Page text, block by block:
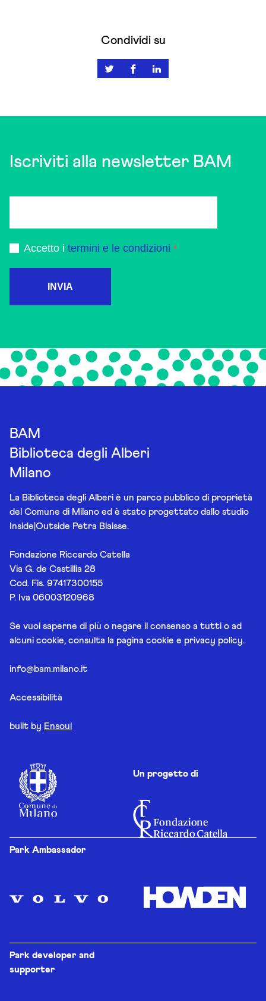
Condividi su
Iscriviti alla newsletter BAM
Accetto i termini e le condizioni
INVIA
BAM
Biblioteca degli Alberi
Milano
La Biblioteca degli Alberi è un parco pubblico di proprietà
del Comune di Milano ed è stato progettato dallo studio
Inside|Outside Petra Blaisse.
Fondazione Riccardo Catella
Via G. de Castillia 28
Cod. Fis. 97417300155
P. Iva 06003120968
Se vuoi saperne di più o negare il consenso a tutti o ad
alcuni cookie, consulta la pagina cookie e privacy policy.
info@bam.milano.it
Accessibilità
built by Ensoul
Un progetto di
Park Ambassador
Park developer and
supporter